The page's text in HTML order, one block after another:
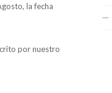
la fecha
por nuestro